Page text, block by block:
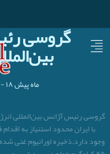
گروسی
- ۱۸ ماه پیش
گروسی رئیس آژانس بین‌المللی
با ایران محدود استنیاز به